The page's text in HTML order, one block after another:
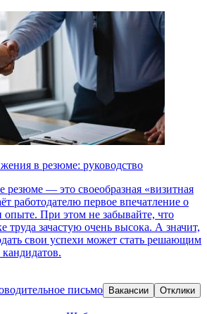
в резюме: руководство
резюме — это своеобразная «визитная
работодателю первое впечатление о
При этом не забывайте, что
труда зачастую очень высока. А значит,
свои успехи может стать решающим
письмо Вакансии Отклики